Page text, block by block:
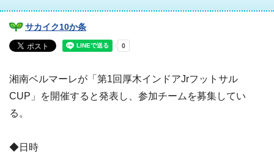
サカイク10か条
湘南ベルマーレが「第1回厚木インドアJrフットサル
CUP」を開催すると発表し、参加チームを募集してい
る。
◆日時